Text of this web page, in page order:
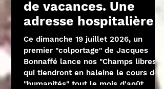
de vacances. Une
adresse hospitalière
Ce dimanche 19 juillet 2026, un
premier "colportage" de Jacques
Bonnaffé lance nos "Champs libres",
qui tiendront en haleine le cours des
"humanités" tout le mois d'août.